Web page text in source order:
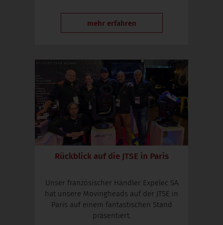
mehr erfahren
Rückblick auf die JTSE in Paris
Unser französischer Händler Expelec SA
hat unsere Movingheads auf der JTSE in
Paris auf einem fantastischen Stand
präsentiert.